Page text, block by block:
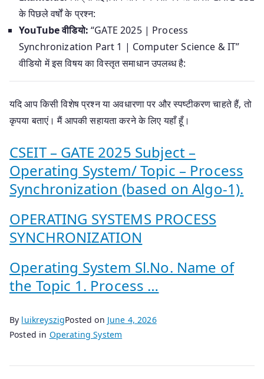
के पिछले वर्षों के प्रश्न:
YouTube वीडियो: “GATE 2025 | Process
Synchronization Part 1 | Computer Science & IT”
वीडियो में इस विषय का विस्तृत समाधान उपलब्ध है:
यदि आप किसी विशेष प्रश्न या अवधारणा पर और स्पष्टीकरण चाहते हैं, तो
कृपया बताएं। मैं आपकी सहायता करने के लिए यहाँ हूँ।
CSEIT – GATE 2025 Subject –
Operating System/ Topic – Process
Synchronization (based on Algo-1).
OPERATING SYSTEMS PROCESS
SYNCHRONIZATION
Operating System Sl.No. Name of
the Topic 1. Process …
By luikreyszigPosted on June 4, 2026
Posted in Operating System